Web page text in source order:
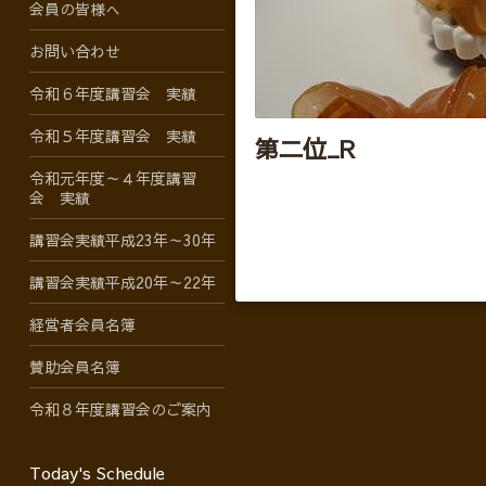
第二位_R
会員の皆様へ
お問い合わせ
令和６年度講習会 実績
令和５年度講習会 実績
令和元年度～４年度講習
会 実績
講習会実績平成23年～30年
講習会実績平成20年～22年
経営者会員名簿
賛助会員名簿
令和８年度講習会のご案内
Today's Schedule